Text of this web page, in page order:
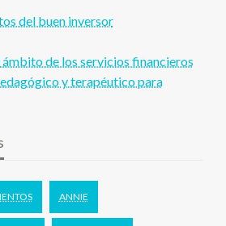
del buen inversor
de los servicios financieros
y terapéutico para
ANNIE